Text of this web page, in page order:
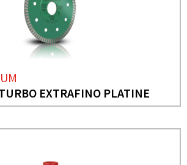
EXTRAFINO PLATINE